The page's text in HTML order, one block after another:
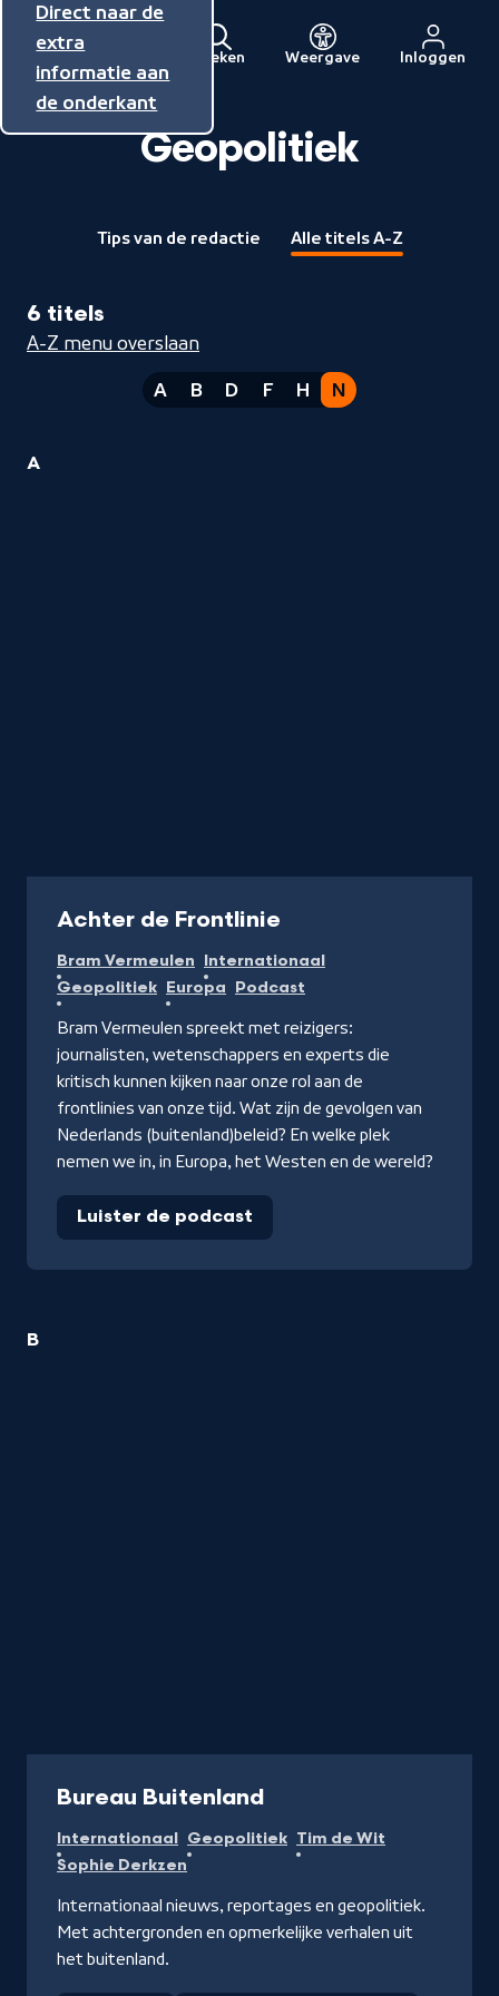
Direct naar de
inhoud
Direct naar de
hoofdnavigatie
Direct naar de
extra
informatie aan
de onderkant
Menu
Naar
de
beginpagina
Zoeken Weergave Inloggen
Geopolitiek
Tips van de redactie Alle titels A-Z
6 titels
A-Z menu overslaan
A B D F H N
1
A
Achter de Frontlinie
Bram Vermeulen Internationaal
Geopolitiek Europa Podcast
Bram Vermeulen spreekt met reizigers:
journalisten, wetenschappers en experts die
kritisch kunnen kijken naar onze rol aan de
frontlinies van onze tijd. Wat zijn de gevolgen van
Nederlands (buitenland)beleid? En welke plek
nemen we in, in Europa, het Westen en de wereld?
Luister de podcast
1
B
Bureau Buitenland
Internationaal Geopolitiek Tim de Wit
Sophie Derkzen
Internationaal nieuws, reportages en geopolitiek.
Met achtergronden en opmerkelijke verhalen uit
het buitenland.